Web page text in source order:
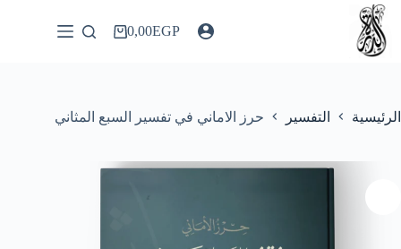
التجاوز
المحتوى
عربة0,00EGP
الرئيسية التفسير حرز الاماني في تفسير السبع المثاني